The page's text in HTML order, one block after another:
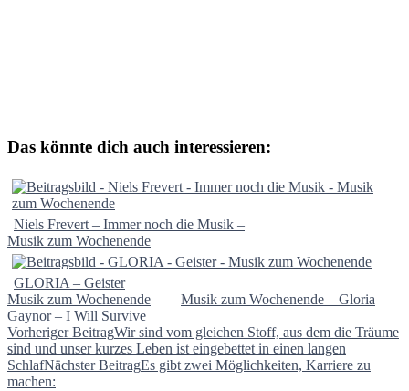
Das könnte dich auch interessieren:
Niels Frevert – Immer noch die Musik –
Musik zum Wochenende
GLORIA – Geister
Musik zum Wochenende
Musik zum Wochenende – Gloria
Gaynor – I Will Survive
Beitragsnavigation
Vorheriger BeitragWir sind vom gleichen Stoff, aus dem die Träume
sind und unser kurzes Leben ist eingebettet in einen langen
SchlafNächster BeitragEs gibt zwei Möglichkeiten, Karriere zu
machen: